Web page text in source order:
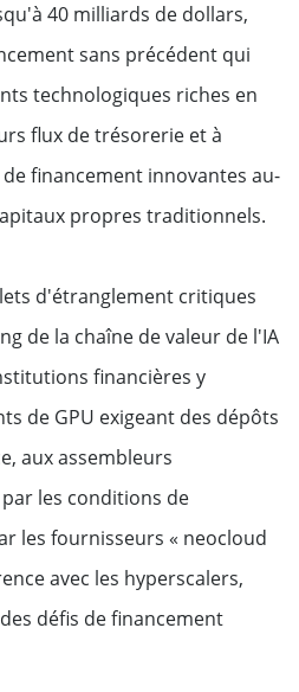
40 milliards de dollars,
sans précédent qui
technologiques riches en
flux de trésorerie et à
financement innovantes au-
propres traditionnels.
d'étranglement critiques
de la chaîne de valeur de l'IA
financières y
de GPU exigeant des dépôts
aux assembleurs
les conditions de
les fournisseurs « neocloud
avec les hyperscalers,
défis de financement